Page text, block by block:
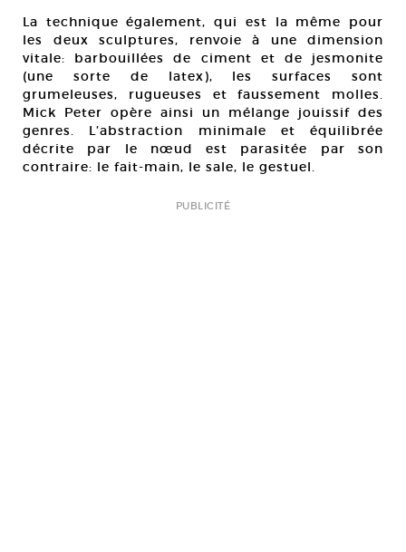
La technique également, qui est la même pour
les deux sculptures, renvoie à une dimension
vitale: barbouillées de ciment et de jesmonite
(une sorte de latex), les surfaces sont
grumeleuses, rugueuses et faussement molles.
Mick Peter opère ainsi un mélange jouissif des
genres. L’abstraction minimale et équilibrée
décrite par le nœud est parasitée par son
contraire: le fait-main, le sale, le gestuel.
PUBLICITÉ